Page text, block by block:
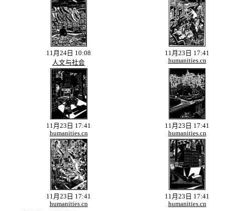
11月24日 10:08
人文与社会
11月23日 17:41
humanities.cn
11月23日 17:41
humanities.cn
11月23日 17:41
humanities.cn
11月23日 17:41
humanities.cn
11月23日 17:41
humanities.cn